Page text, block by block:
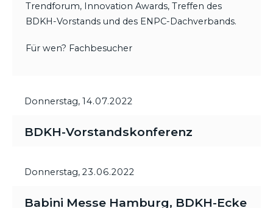
Trendforum, Innovation Awards, Treffen des
BDKH-Vorstands und des ENPC-Dachverbands.
Für wen? Fachbesucher
Donnerstag, 14.07.2022
BDKH-Vorstandskonferenz
Donnerstag, 23.06.2022
Babini Messe Hamburg, BDKH-Ecke